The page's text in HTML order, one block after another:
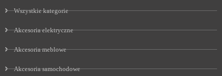
Wszystkie kategorie
Akcesoria elektryczne
Akcesoria meblowe
Akcesoria samochodowe